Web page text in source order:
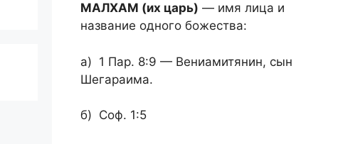
МАЛХАМ (их царь) — имя лица и
название одного божества:
а) 1 Пар. 8:9 — Вениамитянин, сын
Шегараима.
б) Соф. 1:5